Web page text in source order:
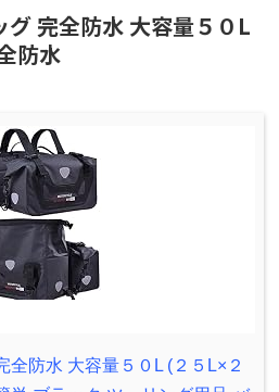
グ 完全防水 大容量５０L
防水
全防水 大容量５０L (２５L×２